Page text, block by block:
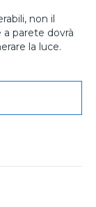
non il
parete dovrà
la luce.